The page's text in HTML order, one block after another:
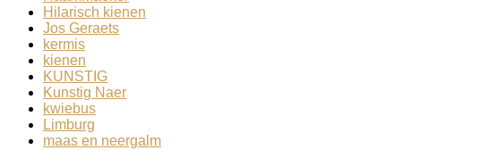
Hilarisch kienen
Jos Geraets
kermis
kienen
KUNSTIG
Kunstig Naer
kwiebus
Limburg
maas en neergalm